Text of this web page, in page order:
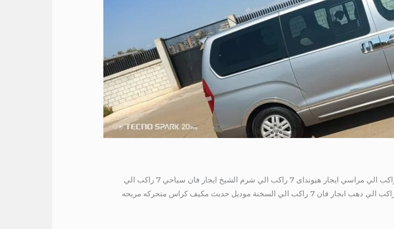
ايجار فان 7 راكب الي مراسي 01004230753 ايجار فان 7 راكب الي مراسي ايجار هيونداى 7 راكب الي شرم الشيخ ايجار فان سياحي 7 راكب الي
مطروح ايجار هيونداى 7 راكب الي شرم هيونداى اتش وان 7 راكب الي دهب ابجار فان 7 راكب الي السخنة موديل حديث مكيف كراس متحركه مريحه